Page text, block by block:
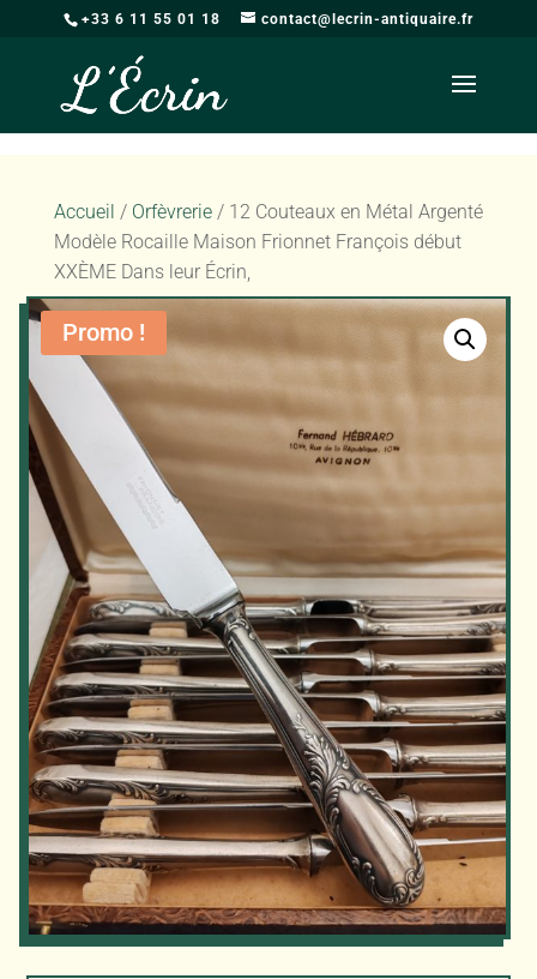
+33 6 11 55 01 18 contact@lecrin-antiquaire.fr
Accueil / Orfèvrerie/ 12 Couteaux en Métal Argenté
Modèle Rocaille Maison Frionnet François début
XXÈME Dans leur Écrin,
Promo !